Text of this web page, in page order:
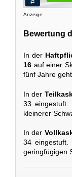
Anzeige
Bewertung
In der
16 auf einer
fünf Jahre
In der
33
kleinerer
In der
34
geringfügigen